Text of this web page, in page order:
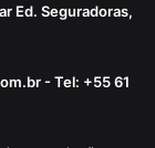
Ed. Seguradoras,
- Tel: +55 61